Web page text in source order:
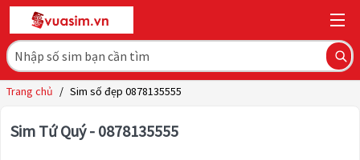
Trang chủ / Sim số đẹp 0878135555
Sim Tứ Quý - 0878135555